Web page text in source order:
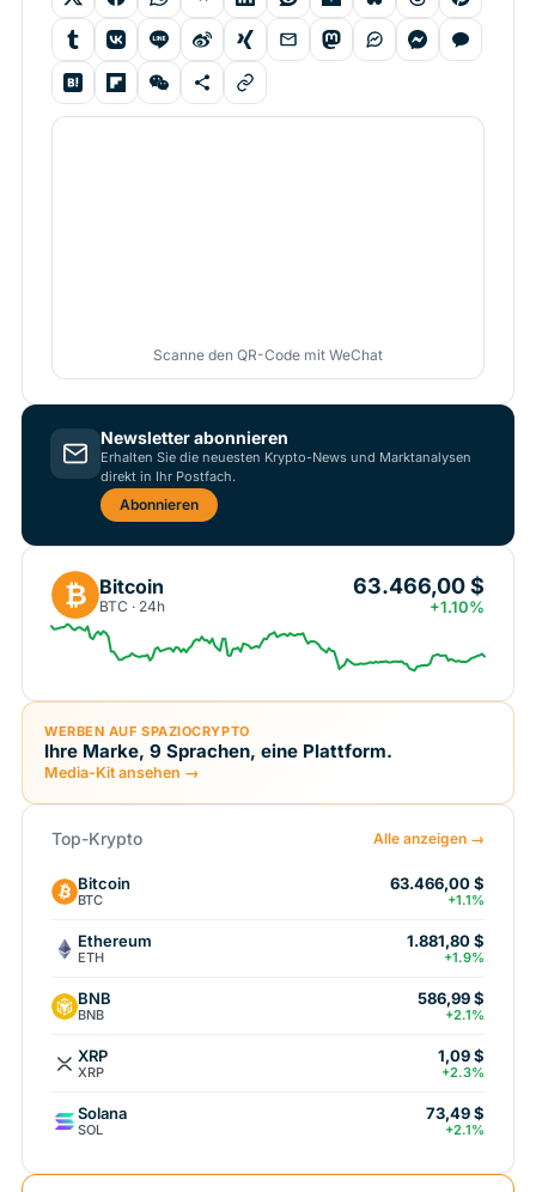
Scanne den QR-Code mit WeChat
Newsletter abonnieren
Erhalten Sie die neuesten Krypto-News und Marktanalysen
direkt in Ihr Postfach.
Abonnieren
₿ Bitcoin
BTC · 24h
63.466,00 $
+1.10%
WERBEN AUF SPAZIOCRYPTO
Ihre Marke, 9 Sprachen, eine Plattform.
Media-Kit ansehen →
Top-Krypto Alle anzeigen →
Bitcoin
BTC
63.466,00 $
+1.1%
Ethereum
ETH
1.881,80 $
+1.9%
BNB
BNB
586,99 $
+2.1%
XRP
XRP
1,09 $
+2.3%
Solana
SOL
73,49 $
+2.1%